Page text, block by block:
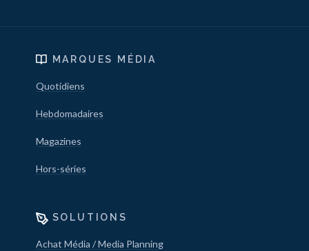
MARQUES MÉDIA
Quotidiens
Hebdomadaires
Magazines
Hors-séries
SOLUTIONS
Achat Média / Media Planning